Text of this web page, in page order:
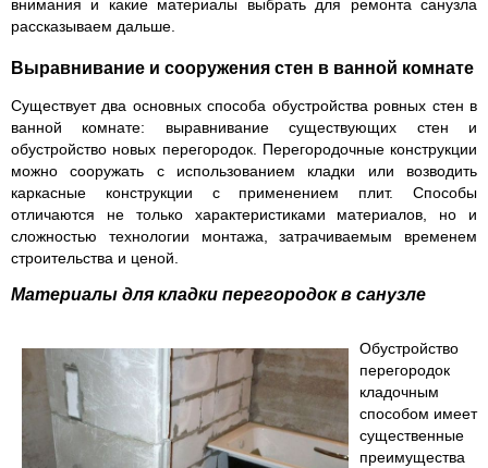
внимания и какие материалы выбрать для ремонта санузла
рассказываем дальше.
Выравнивание и сооружения стен в ванной комнате
Существует два основных способа обустройства ровных стен в
ванной комнате: выравнивание существующих стен и
обустройство новых перегородок. Перегородочные конструкции
можно сооружать с использованием кладки или возводить
каркасные конструкции с применением плит. Способы
отличаются не только характеристиками материалов, но и
сложностью технологии монтажа, затрачиваемым временем
строительства и ценой.
Материалы для кладки перегородок в санузле
Обустройство
перегородок
кладочным
способом имеет
существенные
преимущества